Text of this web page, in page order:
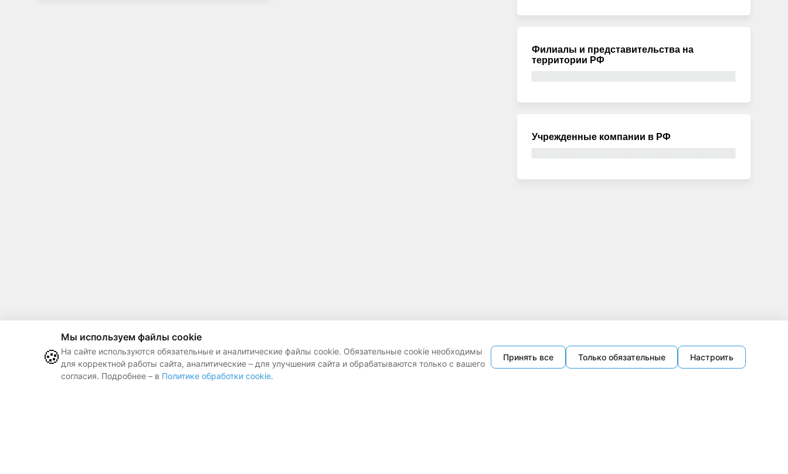
Филиалы и представительства на
территории РФ
Учрежденные компании в РФ
🍪
Мы используем файлы cookie
На сайте используются обязательные и аналитические файлы cookie. Обязательные cookie необходимы
для корректной работы сайта, аналитические – для улучшения сайта и обрабатываются только с вашего
согласия. Подробнее – в Политике обработки cookie.
Принять все Только обязательные Настроить